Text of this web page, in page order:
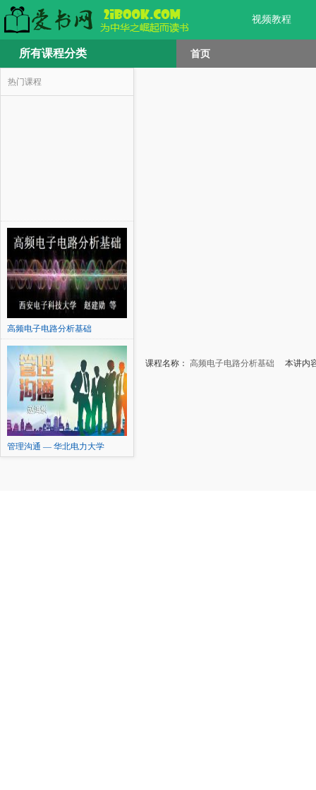
视频教程
所有课程分类 首页
热门课程
高频电子电路分析基础
管理沟通 — 华北电力大学
课程名称： 高频电子电路分析基础 本讲内